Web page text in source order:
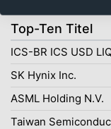
Top-Ten Titel
ICS-BR ICS USD
SK Hynix Inc.
ASML Holding N.V.
Taiwan